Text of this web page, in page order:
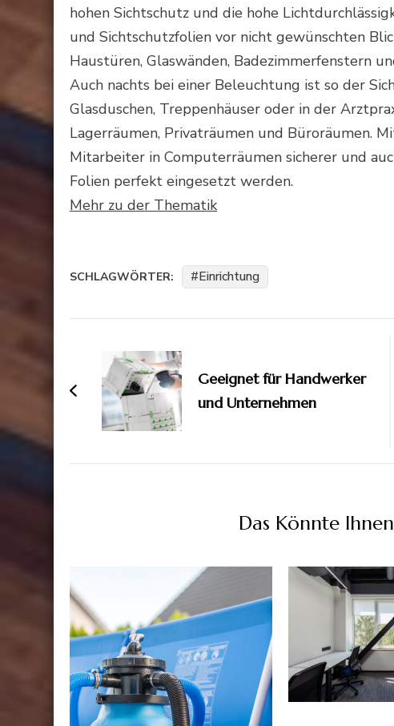
hohen Sichtschutz und die hohe
und Sichtschutzfolien vor nicht gewünschten
Haustüren, Glaswänden, Badezimmerfenstern
Auch nachts bei einer Beleuchtung ist so der
Glasduschen, Treppenhäuser oder in der
Lagerräumen, Privaträumen und Büroräumen.
Mitarbeiter in Computerräumen sicherer und
Folien perfekt eingesetzt werden.
Mehr zu der Thematik
SCHLAGWÖRTER: Einrichtung
Geeignet für Handwerker
und Unternehmen
Das Könnte